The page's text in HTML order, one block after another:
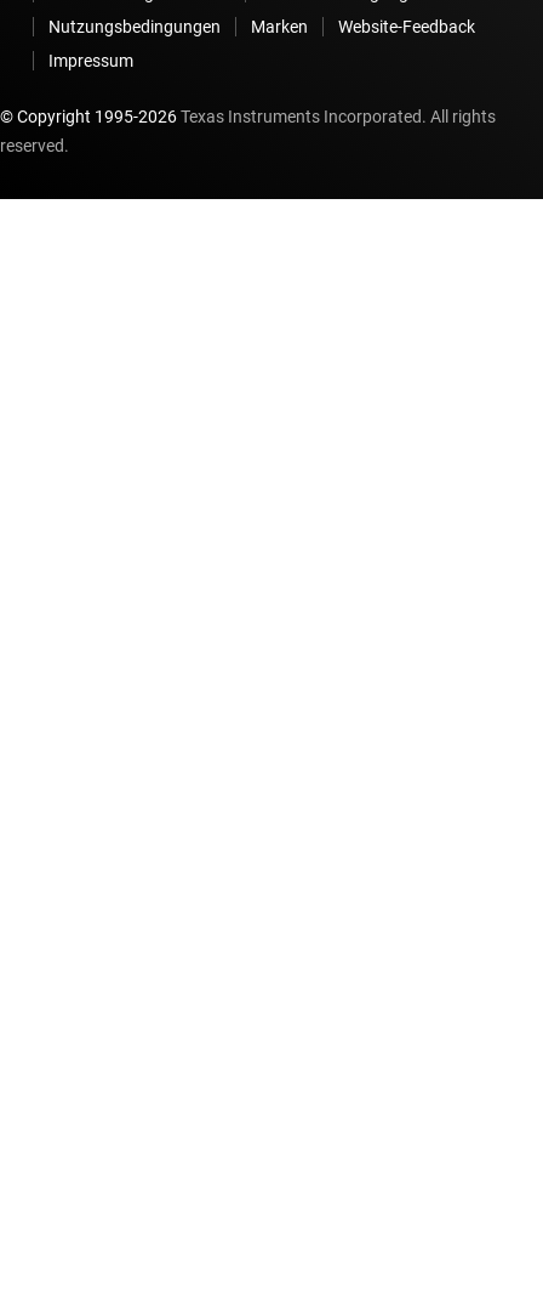
Nutzungsbedingungen
Marken
Website-Feedback
Impressum
© Copyright 1995-2026Texas Instruments Incorporated. All rights
reserved.